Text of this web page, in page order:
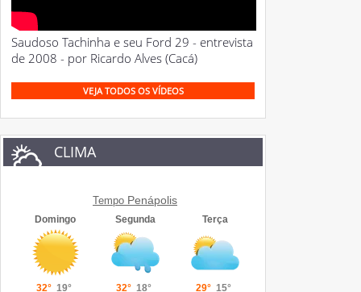
Saudoso Tachinha e seu Ford 29 - entrevista
de 2008 - por Ricardo Alves (Cacá)
VEJA TODOS OS VÍDEOS
CLIMA
Tempo Penápolis